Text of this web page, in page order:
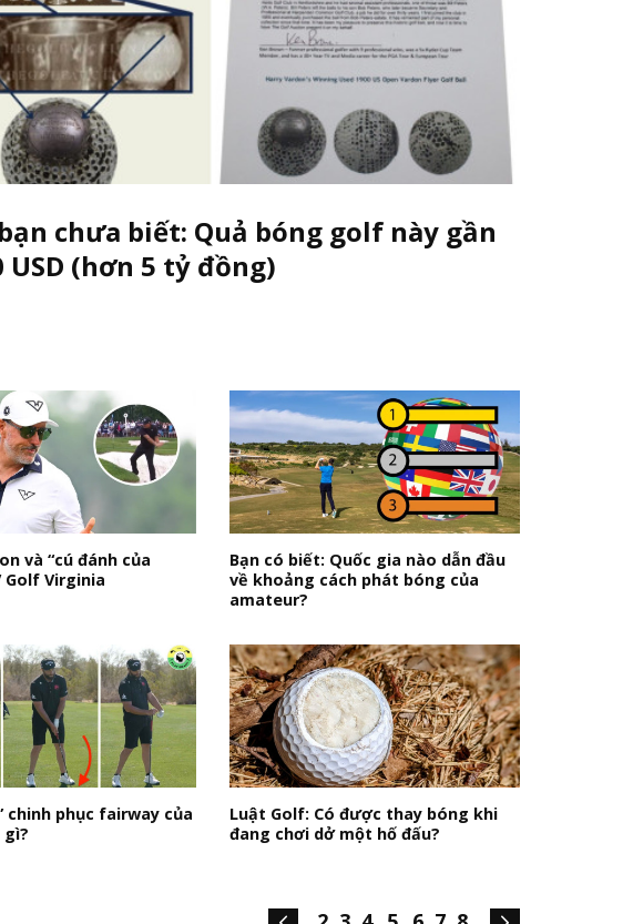
chưa biết: Quả bóng golf này gần
USD (hơn 5 tỷ đồng)
và “cú đánh của
Golf Virginia
Bạn có biết: Quốc gia nào dẫn đầu
về khoảng cách phát bóng của
amateur?
chinh phục fairway của
gì?
Luật Golf: Có được thay bóng khi
đang chơi dở một hố đấu?